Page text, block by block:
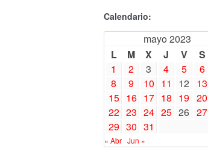
Calendario:
mayo 2023
L
M X J V S
1
2 3 4 5 6
8
9 10 11 12 13
15 16 17 18 19 20
22 23 24 25 26 27
29 30 31
« Abr Jun »